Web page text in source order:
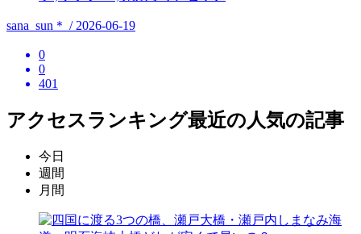
sana_sun＊ / 2026-06-19
0
0
401
アクセスランキング最近の人気の記事
今日
週間
月間